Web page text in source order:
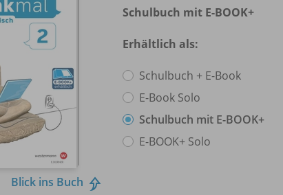
Blick ins Buch
Schulbuch mit E-BOOK+
Erhältlich als:
Schulbuch + E-Book
E-Book Solo
Schulbuch mit E-BOOK+
E-BOOK+ Solo